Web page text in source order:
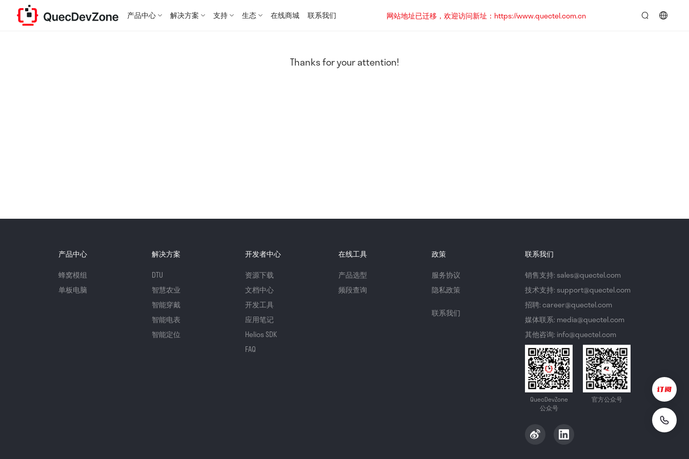
产品中心 解决方案 支持 生态 在线商城 联系我们
网站地址已迁移，欢迎访问新址：https://www.quectel.com.cn
Thanks for your attention!
产品中心
蜂窝模组
单板电脑
解决方案
DTU
智慧农业
智能穿戴
智能电表
智能定位
开发者中心
资源下载
文档中心
开发工具
应用笔记
Helios SDK
FAQ
在线工具
产品选型
频段查询
政策
服务协议
隐私政策
联系我们
联系我们
销售支持: sales@quectel.com
技术支持: support@quectel.com
招聘: career@quectel.com
媒体联系: media@quectel.com
其他咨询: info@quectel.com
QuecDevZone
公众号
官方公众号